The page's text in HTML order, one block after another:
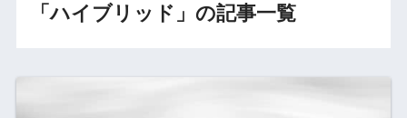
「ハイブリッド」の記事一覧